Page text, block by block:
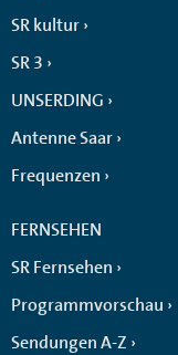
SR kultur
SR 3
UNSERDING
Antenne Saar
Frequenzen
FERNSEHEN
SR Fernsehen
Programmvorschau
Sendungen A-Z